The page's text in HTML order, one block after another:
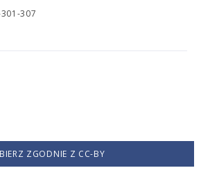
307
ZGODNIE Z CC-BY